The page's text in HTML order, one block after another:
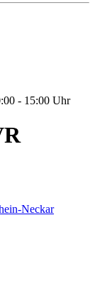
- 15:00 Uhr
Neckar